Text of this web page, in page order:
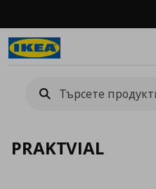
PRAKTVIAL